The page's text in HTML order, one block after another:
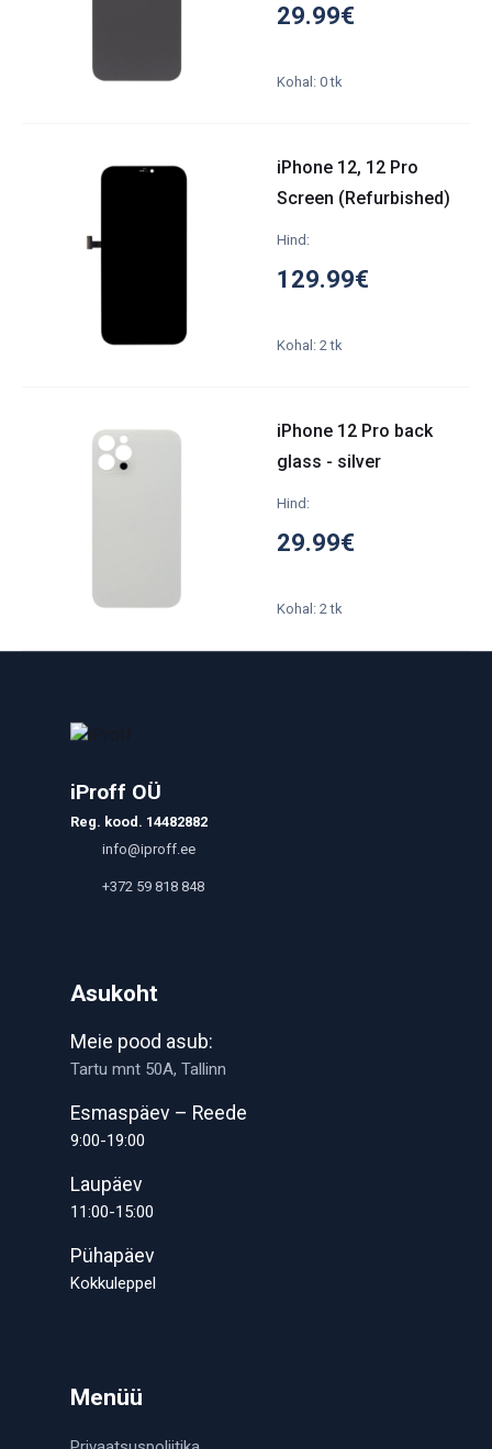
29.99€
Kohal: 0 tk
iPhone 12, 12 Pro
Screen (Refurbished)
Hind:
129.99€
Kohal: 2 tk
iPhone 12 Pro back
glass - silver
Hind:
29.99€
Kohal: 2 tk
iProff OÜ
Reg. kood. 14482882
info@iproff.ee
+372 59 818 848
Asukoht
Meie pood asub:
Tartu mnt 50A, Tallinn
Esmaspäev – Reede
9:00-19:00
Laupäev
11:00-15:00
Pühapäev
Kokkuleppel
Menüü